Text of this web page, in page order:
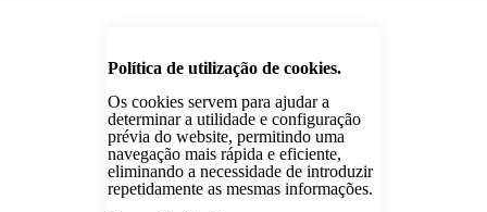
Política de utilização de cookies.
Os cookies servem para ajudar a
determinar a utilidade e configuração
prévia do website, permitindo uma
navegação mais rápida e eficiente,
eliminando a necessidade de introduzir
repetidamente as mesmas informações.